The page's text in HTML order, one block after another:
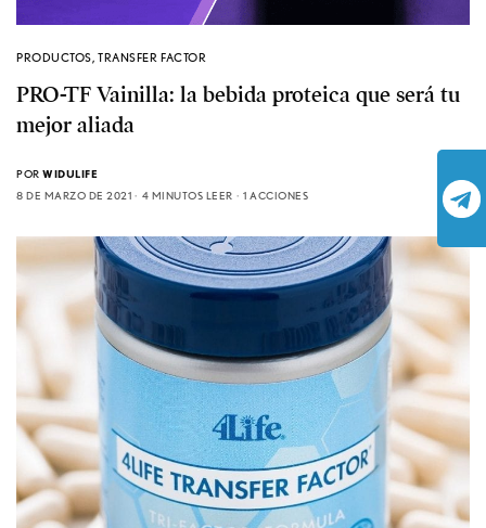
PRODUCTOS,TRANSFER FACTOR
PRO-TF Vainilla: la bebida proteica que será tu
mejor aliada
POR WIDULIFE
8 DE MARZO DE 2021
4 MINUTOS LEER 1 ACCIONES